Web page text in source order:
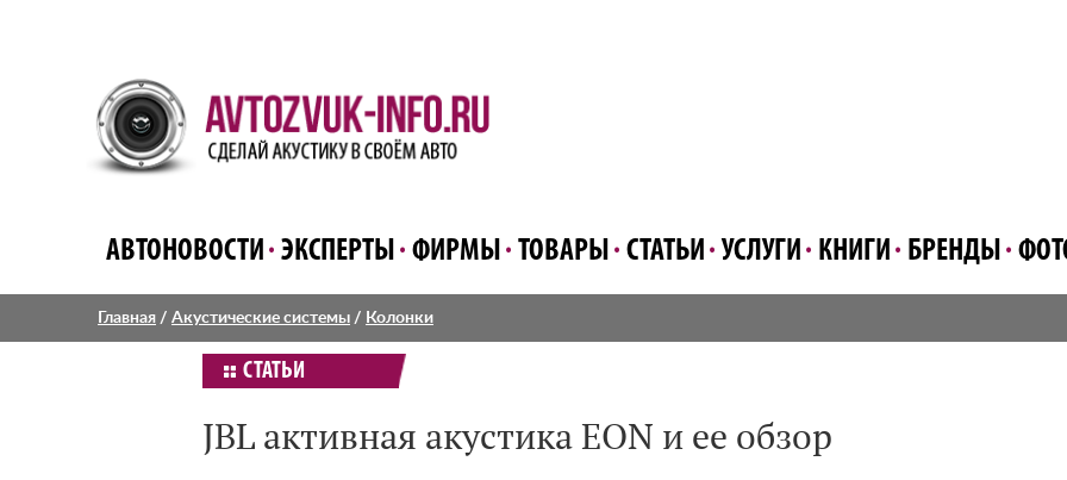
АВТОНОВОСТИ ЭКСПЕРТЫ ФИРМЫ ТОВАРЫ СТАТЬИ УСЛУГИ КНИГИ БРЕНДЫ
Главная / Акустические системы / Колонки
СТАТЬИ
JBL активная акустика EON и ее обзор